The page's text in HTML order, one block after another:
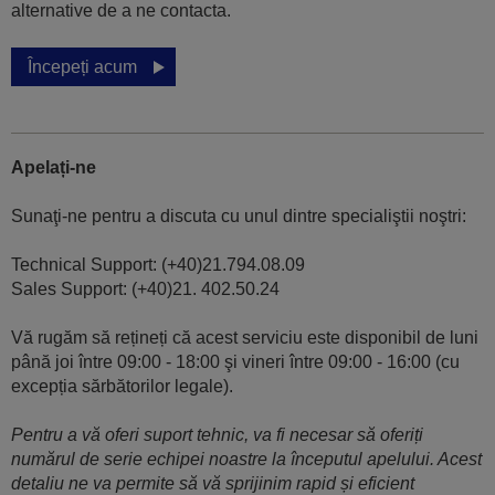
alternative de a ne contacta.
Începeți acum
Apelați-ne
Sunaţi-ne pentru a discuta cu unul dintre specialiştii noştri:
Technical Support: (+40)21.794.08.09
Sales Support: (+40)21. 402.50.24
Vă rugăm să rețineți că acest serviciu este disponibil de luni
până joi între 09:00 - 18:00 şi vineri între 09:00 - 16:00 (cu
excepția sărbătorilor legale).
Pentru a vă oferi suport tehnic, va fi necesar să oferiți
numărul de serie echipei noastre la începutul apelului. Acest
detaliu ne va permite să vă sprijinim rapid și eficient